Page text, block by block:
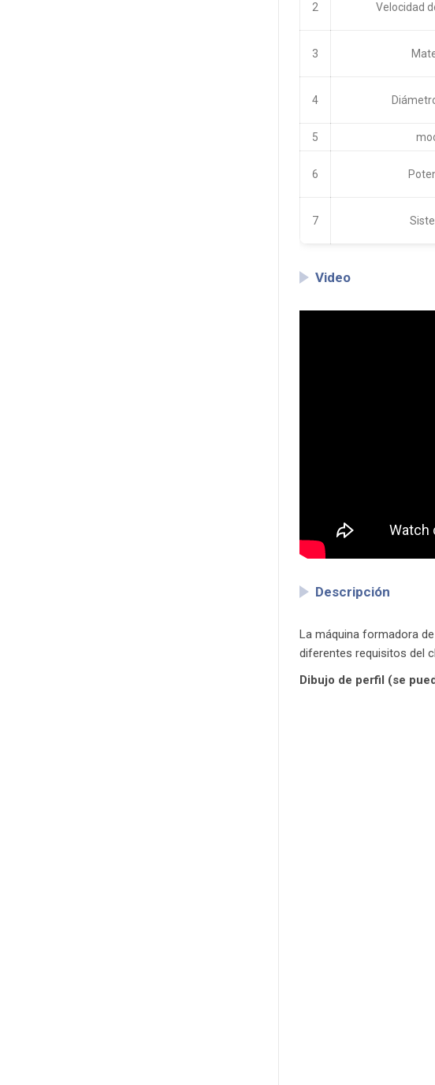
2 Velocidad
3
4
5
6
7
Video
Descripción
La máquina formadora
diferentes requisitos del
Dibujo de perfil (se